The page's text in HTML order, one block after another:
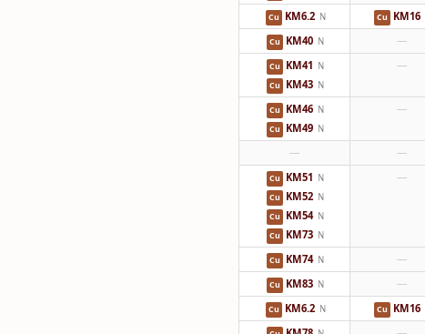
KM16
Cu
KM6.2 N
Cu
—
KM40 N
Cu
—
KM41 N
Cu
KM43 N
Cu
—
KM46 N
Cu
KM49 N
Cu
—
—
—
KM51 N
Cu
KM52 N
Cu
KM54 N
Cu
KM73 N
Cu
—
KM74 N
Cu
—
KM83 N
Cu
KM16
Cu
KM6.2 N
Cu